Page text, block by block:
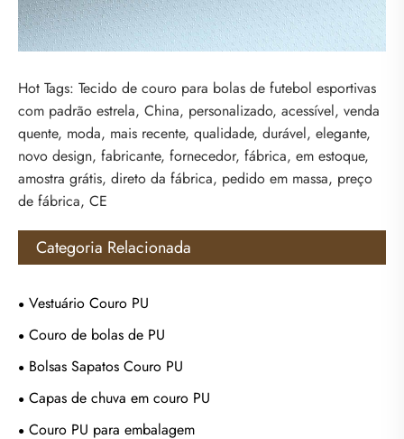
Hot Tags: Tecido de couro para bolas de futebol esportivas
com padrão estrela, China, personalizado, acessível, venda
quente, moda, mais recente, qualidade, durável, elegante,
novo design, fabricante, fornecedor, fábrica, em estoque,
amostra grátis, direto da fábrica, pedido em massa, preço
de fábrica, CE
Categoria Relacionada
Vestuário Couro PU
Couro de bolas de PU
Bolsas Sapatos Couro PU
Capas de chuva em couro PU
Couro PU para embalagem